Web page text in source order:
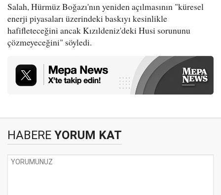
Salah, Hürmüz Boğazı'nın yeniden açılmasının "küresel
enerji piyasaları üzerindeki baskıyı kesinlikle
hafifleteceğini ancak Kızıldeniz'deki Husi sorununu
çözmeyeceğini" söyledi.
HABERE YORUM KAT